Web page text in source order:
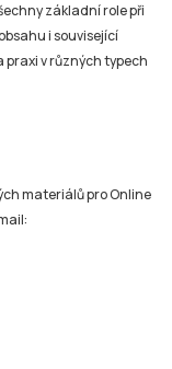
základní role při
i související
praxi v různých typech
materiálů pro Online